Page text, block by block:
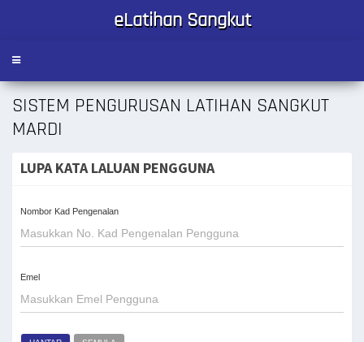
eLatihan Sangkut
Toggle
SISTEM PENGURUSAN LATIHAN SANGKUT
MARDI
LUPA KATA LALUAN PENGGUNA
Nombor Kad Pengenalan
Emel